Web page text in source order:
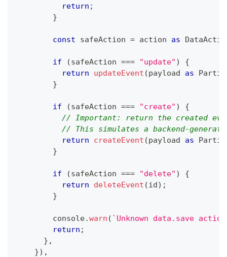
return ;
}
const safeAction = action as
if (safeAction === "update" )
{
return
updateEvent (payload as
}
if (safeAction === "create" )
{
// Important: return the created
// This simulates a backend-
return
createEvent (payload as
}
if (safeAction === "delete" )
{
return
deleteEvent (id) ;
}
console.warn ( ` Unknown data.save
return ;
} ,
}) ,